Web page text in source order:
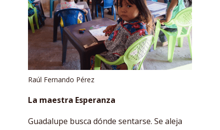
Raúl Fernando Pérez
La maestra Esperanza
Guadalupe busca dónde sentarse. Se aleja